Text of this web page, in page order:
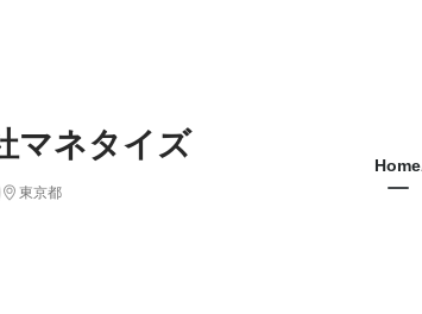
マネタイズ
東京都
Home